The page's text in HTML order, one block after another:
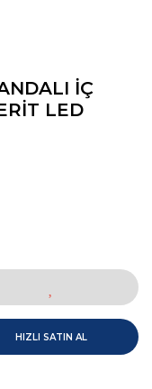
İÇ
LED
HIZLI SATIN AL